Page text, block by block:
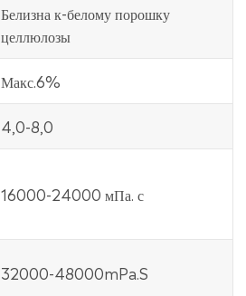
Белизна к-белому порошку
целлюлозы
Макс.6%
4,0-8,0
16000-24000 мПа. с
32000-48000mPa.S